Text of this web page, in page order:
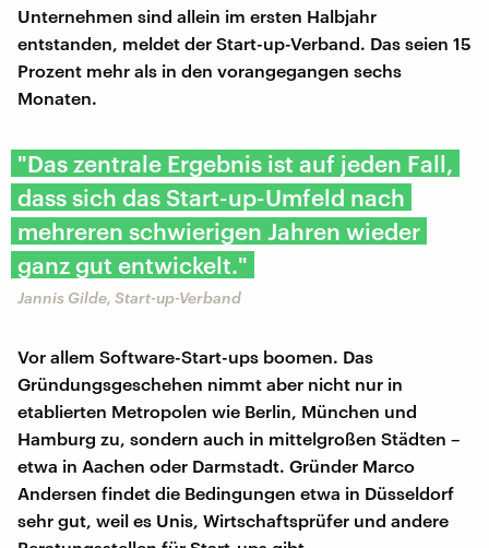
Unternehmen sind allein im ersten Halbjahr
entstanden, meldet der Start-up-Verband. Das seien 15
Prozent mehr als in den vorangegangen sechs
Monaten.
"Das zentrale Ergebnis ist auf jeden Fall,
dass sich das Start-up-Umfeld nach
mehreren schwierigen Jahren wieder
ganz gut entwickelt."
Jannis Gilde, Start-up-Verband
Vor allem Software-Start-ups boomen. Das
Gründungsgeschehen nimmt aber nicht nur in
etablierten Metropolen wie Berlin, München und
Hamburg zu, sondern auch in mittelgroßen Städten –
etwa in Aachen oder Darmstadt. Gründer Marco
Andersen findet die Bedingungen etwa in Düsseldorf
sehr gut, weil es Unis, Wirtschaftsprüfer und andere